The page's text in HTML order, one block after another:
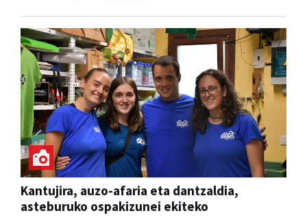
Kantujira, auzo-afaria eta dantzaldia,
asteburuko ospakizunei ekiteko